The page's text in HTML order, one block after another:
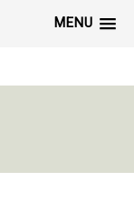
MENU